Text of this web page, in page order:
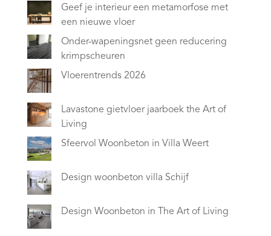
Geef je interieur een metamorfose met
een nieuwe vloer
Onder-wapeningsnet geen reducering
krimpscheuren
Vloerentrends 2026
Lavastone gietvloer jaarboek the Art of
Living
Sfeervol Woonbeton in Villa Weert
Design woonbeton villa Schijf
Design Woonbeton in The Art of Living